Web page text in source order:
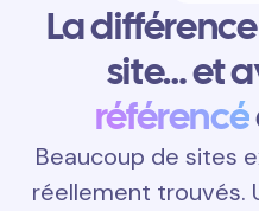
La
site… et
référencé
Beaucoup de sites
réellement trouvés.